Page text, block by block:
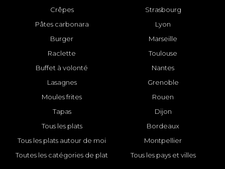
Crêpes
Pâtes carbonara
Burger
Raclette
Buffet à volonté
Lasagnes
Moules frites
Tapas
Tous les plats
Tous les plats autour de moi
Toutes les catégories de plat
Strasbourg
Lyon
Marseille
Toulouse
Nantes
Grenoble
Rouen
Dijon
Bordeaux
Montpellier
Tous les pays et villes